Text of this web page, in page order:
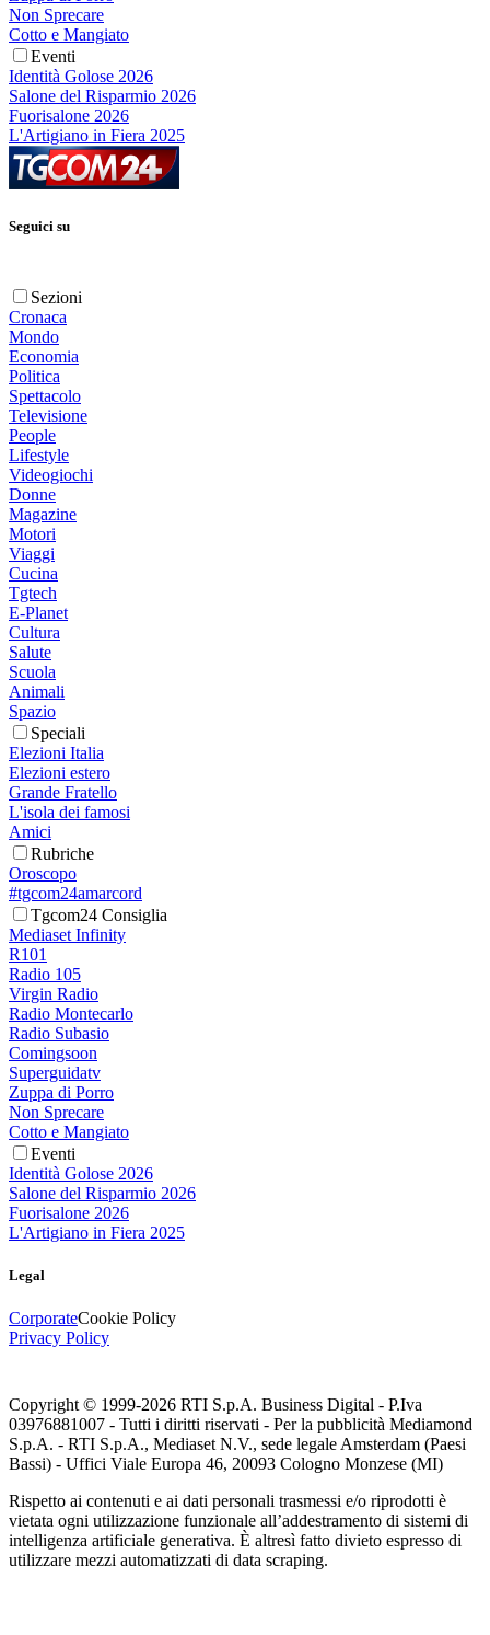
Non Sprecare
Cotto e Mangiato
Eventi
Identità Golose 2026
Salone del Risparmio 2026
Fuorisalone 2026
L'Artigiano in Fiera 2025
Seguici su
Sezioni
Cronaca
Mondo
Economia
Politica
Spettacolo
Televisione
People
Lifestyle
Videogiochi
Donne
Magazine
Motori
Viaggi
Cucina
Tgtech
E-Planet
Cultura
Salute
Scuola
Animali
Spazio
Speciali
Elezioni Italia
Elezioni estero
Grande Fratello
L'isola dei famosi
Amici
Rubriche
Oroscopo
#tgcom24amarcord
Tgcom24 Consiglia
Mediaset Infinity
R101
Radio 105
Virgin Radio
Radio Montecarlo
Radio Subasio
Comingsoon
Superguidatv
Zuppa di Porro
Non Sprecare
Cotto e Mangiato
Eventi
Identità Golose 2026
Salone del Risparmio 2026
Fuorisalone 2026
L'Artigiano in Fiera 2025
Legal
CorporateCookie Policy
Privacy Policy
Copyright © 1999-2026 RTI S.p.A. Business Digital - P.Iva
03976881007 - Tutti i diritti riservati - Per la pubblicità Mediamond
S.p.A. - RTI S.p.A., Mediaset N.V., sede legale Amsterdam (Paesi
Bassi) - Uffici Viale Europa 46, 20093 Cologno Monzese (MI)
Rispetto ai contenuti e ai dati personali trasmessi e/o riprodotti è
vietata ogni utilizzazione funzionale all’addestramento di sistemi di
intelligenza artificiale generativa. È altresì fatto divieto espresso di
utilizzare mezzi automatizzati di data scraping.